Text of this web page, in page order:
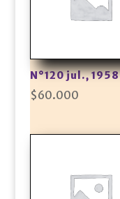
N°120 jul., 1958
$60.000